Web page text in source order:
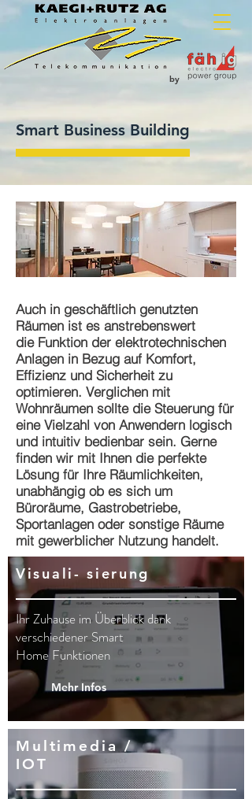
by
Smart Business Building
Auch in geschäftlich genutzten
Räumen ist es anstrebenswert
die Funktion der elektrotechnischen
Anlagen in Bezug auf Komfort,
Effizienz und Sicherheit zu
optimieren. Verglichen mit
Wohnräumen sollte die Steuerung für
eine Vielzahl von Anwendern logisch
und intuitiv bedienbar sein. Gerne
finden wir mit Ihnen die perfekte
Lösung für Ihre Räumlichkeiten,
unabhängig ob es sich um
Büroräume, Gastrobetriebe,
Sportanlagen oder sonstige Räume
mit gewerblicher Nutzung handelt.
Visuali- sierung
Ihr Zuhause im Überblick dank
verschiedener Smart
HomeFunktionen
Mehr Infos
Multimedia /
IOT